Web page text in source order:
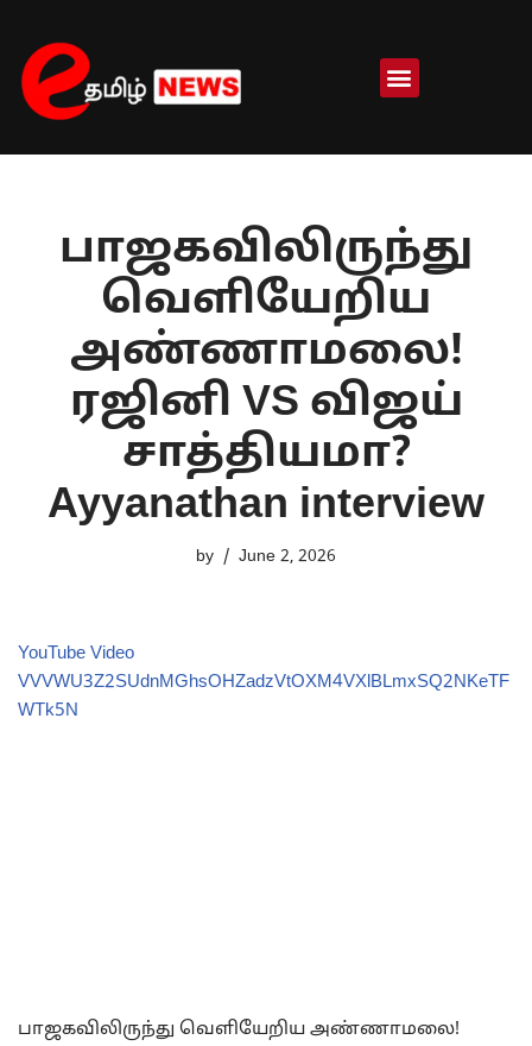
Skip
to
content
பாஜகவிலிருந்து
வெளியேறிய
அண்ணாமலை!
ரஜினி VS விஜய்
சாத்தியமா?
Ayyanathan interview
by June 2, 2026
YouTube Video
VVVWU3Z2SUdnMGhsOHZadzVtOXM4VXlBLmxSQ2NKeTF
WTk5N
பாஜகவிலிருந்து வெளியேறிய அண்ணாமலை!